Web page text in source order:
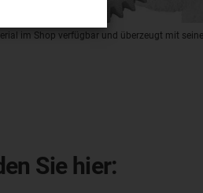
im Shop verfügbar und überzeugt mit
Sie hier: